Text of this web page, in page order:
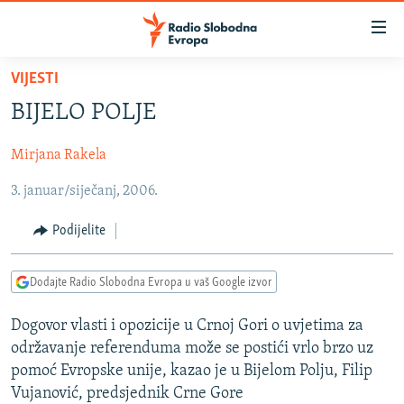
Pređite
glavni
Pređite
na
navigaciju
Pređite
na
pretragu
BOSNA I HERCEGOVINA
SRBIJA
KOSOVO
CRNA GORA
VIZUELNO
VIDEO
FOTOGALERIJE
INFOGRAFIKE
PODCASTI
RAT U UKRAJINI
KINA NA BALKANU
RSE PRIČE IZ SVIJETA
VIJESTI
BIJELO POLJE
Mirjana Rakela
3. januar/siječanj, 2006.
Podijelite
Dodajte Radio Slobodna Evropa u vaš Google izvor
Dogovor vlasti i opozicije u Crnoj Gori o uvjetima za
održavanje referenduma može se postići vrlo brzo uz
pomoć Evropske unije, kazao je u Bijelom Polju, Filip
Vujanović, predsjednik Crne Gore